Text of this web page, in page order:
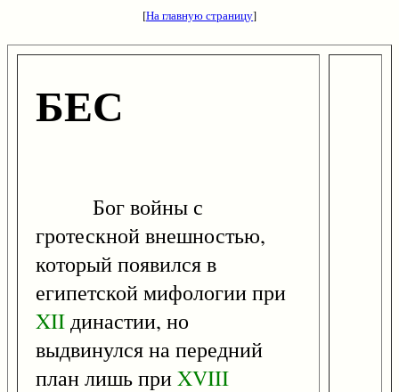
[На главную страницу]
БЕС
Бог войны с
гротескной внешностью,
который появился в
египетской мифологии при
XIIдинастии, но
выдвинулся на передний
план лишь приXVIII